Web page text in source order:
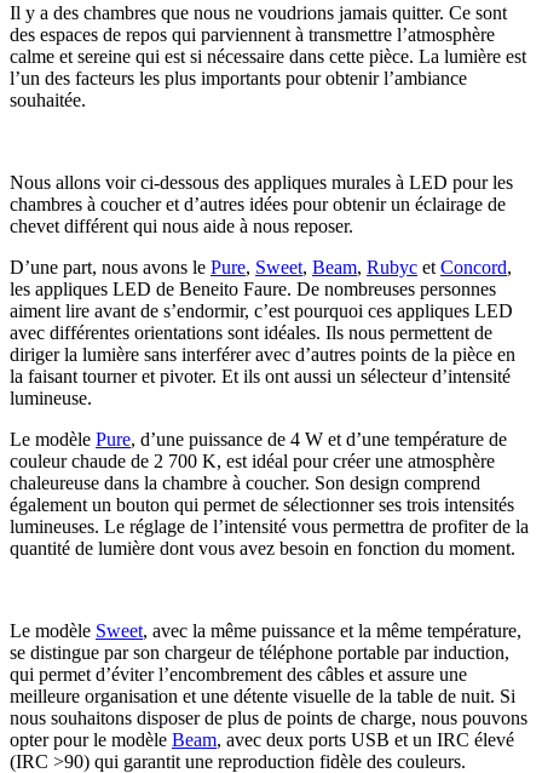
Il y a des chambres que nous ne voudrions jamais quitter. Ce sont
des espaces de repos qui parviennent à transmettre l’atmosphère
calme et sereine qui est si nécessaire dans cette pièce. La lumière est
l’un des facteurs les plus importants pour obtenir l’ambiance
souhaitée.
Nous allons voir ci-dessous des appliques murales à LED pour les
chambres à coucher et d’autres idées pour obtenir un éclairage de
chevet différent qui nous aide à nous reposer.
D’une part, nous avons le Pure, Sweet, Beam, Rubyc et Concord,
les appliques LED de Beneito Faure. De nombreuses personnes
aiment lire avant de s’endormir, c’est pourquoi ces appliques LED
avec différentes orientations sont idéales. Ils nous permettent de
diriger la lumière sans interférer avec d’autres points de la pièce en
la faisant tourner et pivoter. Et ils ont aussi un sélecteur d’intensité
lumineuse.
Le modèle Pure, d’une puissance de 4 W et d’une température de
couleur chaude de 2 700 K, est idéal pour créer une atmosphère
chaleureuse dans la chambre à coucher. Son design comprend
également un bouton qui permet de sélectionner ses trois intensités
lumineuses. Le réglage de l’intensité vous permettra de profiter de la
quantité de lumière dont vous avez besoin en fonction du moment.
Le modèle Sweet, avec la même puissance et la même température,
se distingue par son chargeur de téléphone portable par induction,
qui permet d’éviter l’encombrement des câbles et assure une
meilleure organisation et une détente visuelle de la table de nuit. Si
nous souhaitons disposer de plus de points de charge, nous pouvons
opter pour le modèle Beam, avec deux ports USB et un IRC élevé
(IRC >90) qui garantit une reproduction fidèle des couleurs.